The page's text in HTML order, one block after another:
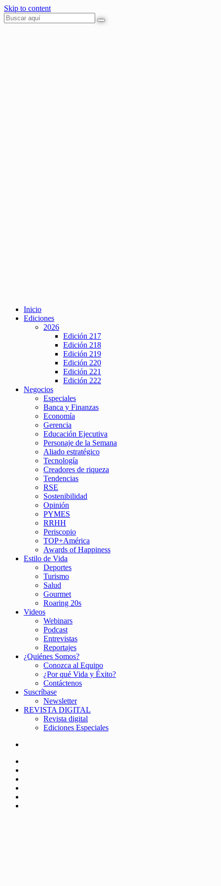
Skip to content
Inicio
Ediciones
2026
Edición 217
Edición 218
Edición 219
Edición 220
Edición 221
Edición 222
Negocios
Especiales
Banca y Finanzas
Economía
Gerencia
Educación Ejecutiva
Personaje de la Semana
Aliado estratégico
Tecnología
Creadores de riqueza
Tendencias
RSE
Sostenibilidad
Opinión
PYMES
RRHH
Periscopio
TOP+América
Awards of Happiness
Estilo de Vida
Deportes
Turismo
Salud
Gourmet
Roaring 20s
Videos
Webinars
Podcast
Entrevistas
Reportajes
¿Quiénes Somos?
Conozca al Equipo
¿Por qué Vida y Éxito?
Contáctenos
Suscríbase
Newsletter
REVISTA DIGITAL
Revista digital
Ediciones Especiales